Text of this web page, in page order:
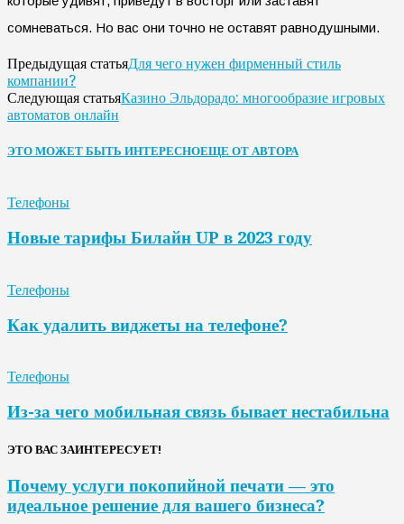
сомневаться. Но вас они точно не оставят равнодушными.
Предыдущая статьяДля чего нужен фирменный стиль
компании?
Следующая статьяКазино Эльдорадо: многообразие игровых
автоматов онлайн
ЭТО МОЖЕТ БЫТЬ ИНТЕРЕСНОЕЩЕ ОТ АВТОРА
Телефоны
Новые тарифы Билайн UP в 2023 году
Телефоны
Как удалить виджеты на телефоне?
Телефоны
Из-за чего мобильная связь бывает нестабильна
ЭТО ВАС ЗАИНТЕРЕСУЕТ!
Почему услуги покопийной печати — это
идеальное решение для вашего бизнеса?